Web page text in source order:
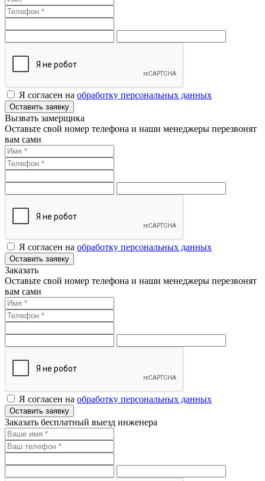
Я согласен на обработку персональных данных
Оставить заявку
Вызвать замерщика
Оставьте свой номер телефона и наши менеджеры перезвонят
вам сами
Я согласен на обработку персональных данных
Оставить заявку
Заказать
Оставьте свой номер телефона и наши менеджеры перезвонят
вам сами
Я согласен на обработку персональных данных
Оставить заявку
Заказать бесплатный выезд инженера